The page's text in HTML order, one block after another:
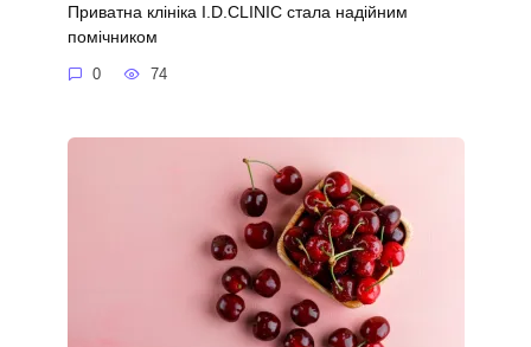
Приватна клініка I.D.CLINIC стала надійним
помічником
0 74